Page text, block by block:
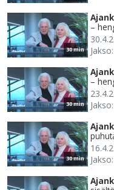
30 min
–
30 min
–
30 min